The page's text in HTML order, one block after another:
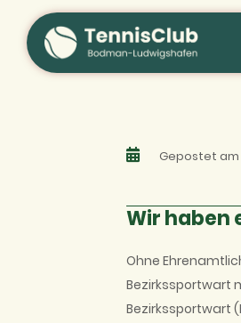
Inhalt
springen
Gepostet am
Wir haben
Ohne
Bezirkssportwart
Bezirkssportwart